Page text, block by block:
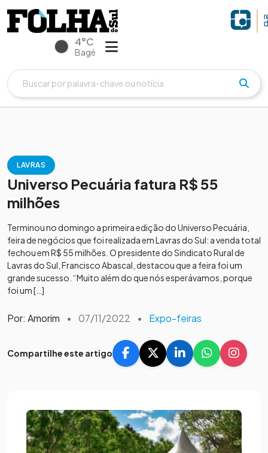
4°C
Bagé
LAVRAS
Universo Pecuária fatura R$ 55
milhões
Terminou no domingo a primeira edição do Universo Pecuária,
feira de negócios que foi realizada em Lavras do Sul: a venda total
fechou em R$ 55 milhões. O presidente do Sindicato Rural de
Lavras do Sul, Francisco Abascal, destacou que a feira foi um
grande sucesso. “Muito além do que nós esperávamos, porque
foi um […]
Por: Amorim • 07/11/2022 • Expo-feiras
Compartilhe este artigo